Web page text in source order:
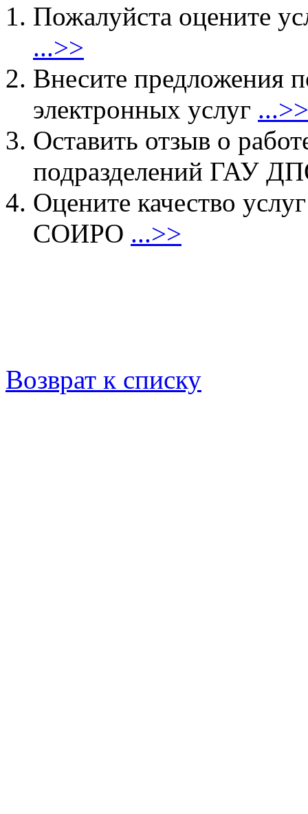
Пожалуйста оцените
...>>
Внесите предложения
электронных услуг ...>>
Оставить отзыв о
подразделений ГАУ
Оцените качество
СОИРО ...>>
Возврат к списку